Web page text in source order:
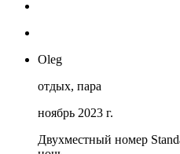
Oleg
отдых, пара
ноябрь 2023 г.
Двухместный номер